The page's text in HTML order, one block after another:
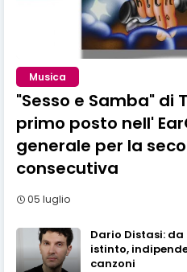
Musica
"Sesso e Samba" di
primo posto nell'
generale per la
consecutiva
05 luglio
Dario Distasi:
istinto,
canzoni